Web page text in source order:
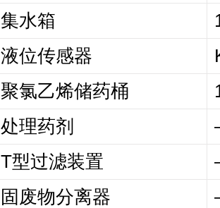
集水箱
液位传感器
聚氯乙烯储药桶
处理药剂
T型过滤装置
固废物分离器